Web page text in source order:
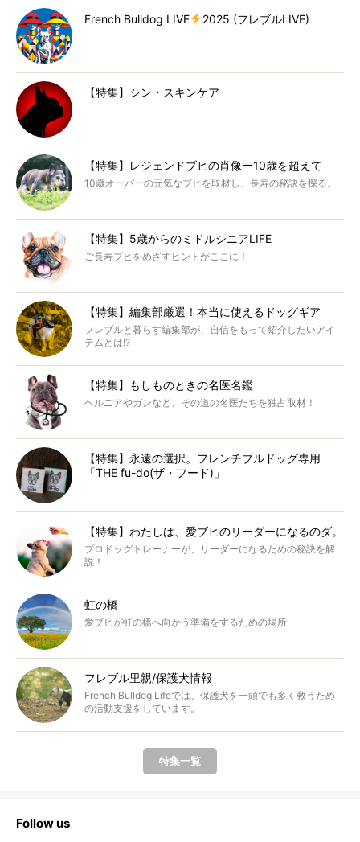
French Bulldog LIVE 2025 (フレブルLIVE)
【特集】シン・スキンケア
【特集】レジェンドブヒの肖像ー10歳を超えて
10歳オーバーの元気なブヒを取材し、長寿の秘訣を探る。
【特集】5歳からのミドルシニアLIFE
ご長寿ブヒをめざすヒントがここに！
【特集】編集部厳選！本当に使えるドッグギア
フレブルと暮らす編集部が、自信をもって紹介したいアイ
テムとは!?
【特集】もしものときの名医名鑑
ヘルニアやガンなど、その道の名医たちを独占取材！
【特集】永遠の選択。フレンチブルドッグ専用
「THE fu-do(ザ・フード)」
【特集】わたしは、愛ブヒのリーダーになるのダ。
プロドッグトレーナーが、リーダーになるための秘訣を解
説！
虹の橋
愛ブヒが虹の橋へ向かう準備をするための場所
フレブル里親/保護犬情報
French Bulldog Lifeでは、保護犬を一頭でも多く救うため
の活動支援をしています。
特集一覧
Follow us